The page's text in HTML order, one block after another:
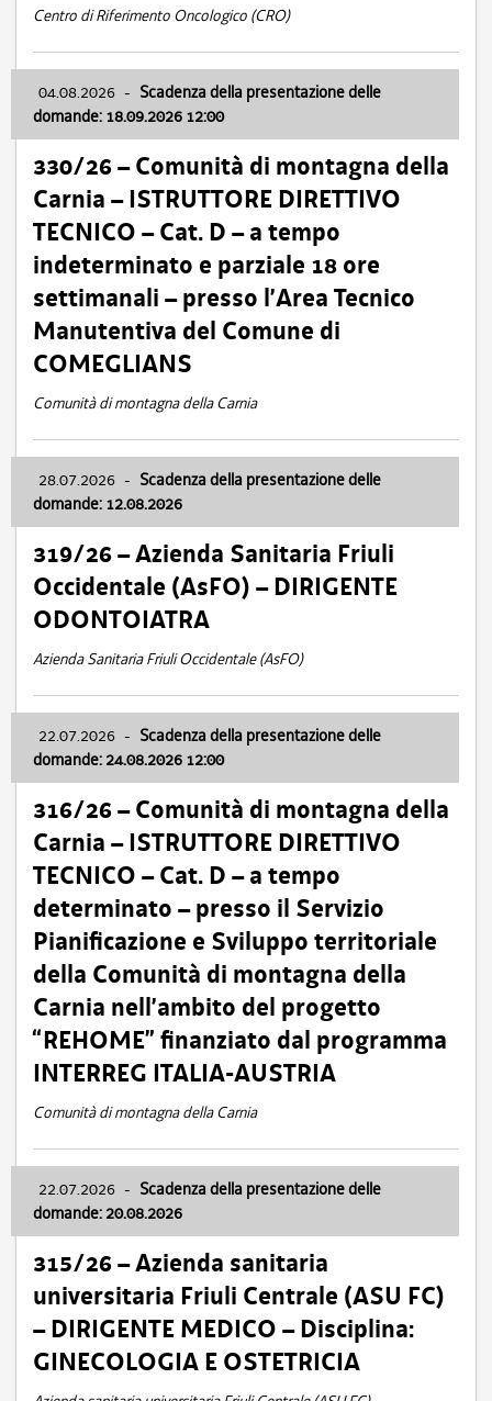
Centro di Riferimento Oncologico (CRO)
04.08.2026 - Scadenza della presentazione delle
domande: 18.09.2026 12:00
330/26 – Comunità di montagna della
Carnia – ISTRUTTORE DIRETTIVO
TECNICO – Cat. D – a tempo
indeterminato e parziale 18 ore
settimanali – presso l’Area Tecnico
Manutentiva del Comune di
COMEGLIANS
Comunità di montagna della Carnia
28.07.2026 - Scadenza della presentazione delle
domande: 12.08.2026
319/26 – Azienda Sanitaria Friuli
Occidentale (AsFO) – DIRIGENTE
ODONTOIATRA
Azienda Sanitaria Friuli Occidentale (AsFO)
22.07.2026 - Scadenza della presentazione delle
domande: 24.08.2026 12:00
316/26 – Comunità di montagna della
Carnia – ISTRUTTORE DIRETTIVO
TECNICO – Cat. D – a tempo
determinato – presso il Servizio
Pianificazione e Sviluppo territoriale
della Comunità di montagna della
Carnia nell’ambito del progetto
“REHOME” finanziato dal programma
INTERREG ITALIA-AUSTRIA
Comunità di montagna della Carnia
22.07.2026 - Scadenza della presentazione delle
domande: 20.08.2026
315/26 – Azienda sanitaria
universitaria Friuli Centrale (ASU FC)
– DIRIGENTE MEDICO – Disciplina:
GINECOLOGIA E OSTETRICIA